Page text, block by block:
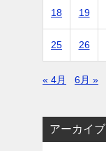
18 19
25 26
« 4月 6月 »
アーカイブ